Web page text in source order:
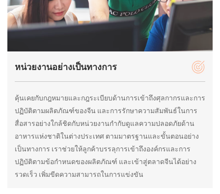
หน่วยงานอย่างเป็นทางการ
คุ้นเคยกับกฎหมายและกฎระเบียบด้านการเข้าถึงศุลกากรและการ
ปฏิบัติตามผลิตภัณฑ์ของจีน และการรักษาความสัมพันธ์ในการ
สื่อสารอย่างใกล้ชิดกับหน่วยงานกำกับดูแลความปลอดภัยด้าน
อาหารแห่งชาติในต่างประเทศ ตามมาตรฐานและขั้นตอนอย่าง
เป็นทางการ เราช่วยให้ลูกค้าบรรลุการเข้าถึงองค์กรและการ
ปฏิบัติตามข้อกำหนดของผลิตภัณฑ์ และเข้าสู่ตลาดจีนได้อย่าง
รวดเร็ว เพิ่มขีดความสามารถในการแข่งขัน